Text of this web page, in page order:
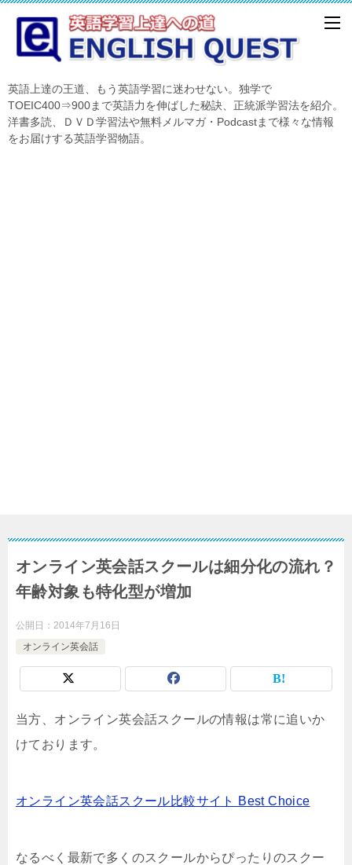
英語上達の王道、もう英語学習に迷わせない。独学で
TOEIC400⇒900まで英語力を伸ばした秘訣、正統派学習法を紹介。
洋書多読、ＤＶＤ学習法や無料メルマガ・Podcastまで様々な情報
をお届けする英語学習物語。
オンライン英会話スクールは細分化の流れ？
年齢対象も特化型が増加
公開日： 2014年7月16日
オンライン英会話
当方、オンライン英会話スクールの情報は常に追いか
けております。
オンライン英会話スクール比較サイト Best Choice
なるべく最新で多くのスクールからぴったりのスクー